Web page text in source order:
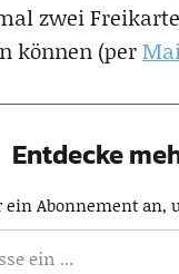
zwei
können (per
Entdecke
Abonnement an,